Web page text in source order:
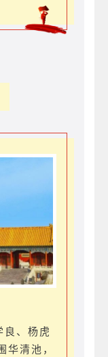
、杨虎
清池，